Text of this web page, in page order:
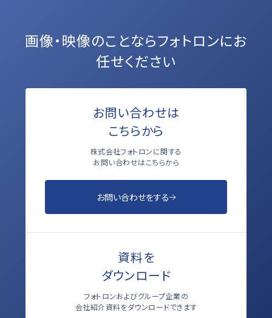
画像・映像のことならフォトロンにお
任せください
お問い合わせは
こちらから
株式会社フォトロンに関する
お問い合わせはこちらから
お問い合わせをする
資料を
ダウンロード
フォトロンおよびグループ企業の
会社紹介資料をダウンロードできます